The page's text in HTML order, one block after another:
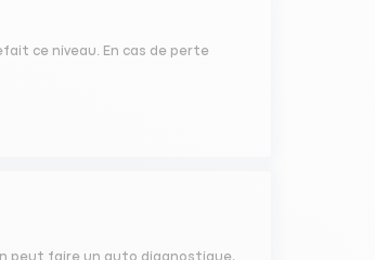
ce niveau. En cas de perte
peut faire un auto diagnostique,